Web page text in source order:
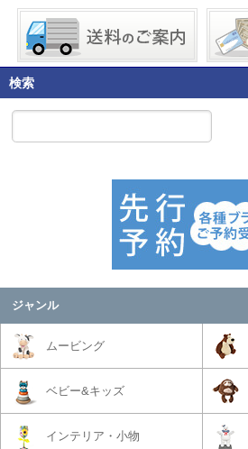
検索
ジャンル
ムービング
ベビー&キッズ
インテリア・小物